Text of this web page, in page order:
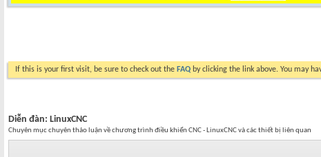
If this is your first visit, be sure to check out the FAQ by clicking the link above. You may
Diễn đàn: LinuxCNC
Chuyên mục chuyên thảo luận về chương trình điều khiển CNC - LinuxCNC và các thiết bị liên quan